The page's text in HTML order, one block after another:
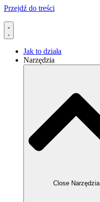
Przejdź do treści
Jak to działa
Narzędzia
Close Narzędzia